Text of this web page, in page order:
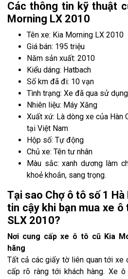
Các thông tin kỹ thuật
Morning LX 2010
Tên xe: Kia Morning LX 2010
Giá bán: 195 triệu
Năm sản xuất: 2010
Kiểu dáng: Hatbach
Số km đã đi: 10 vạn
Tình trạng: Xe đã qua sử dụng
Nhiên liệu: Máy Xăng
Xuất xứ: Là dòng xe của Hàn
tại Việt Nam
Hộp số: Tự động
Chủ xe: Tên tư nhân
Màu sắc: xanh dương làm
khoẻ khoắn, sang trọng.
Tại sao Chợ ô tô số 1 Hà
tin cậy khi bạn mua xe ô
SLX 2010?
Nơi cung cấp xe ô tô cũ Kia
hãng
Tất cả các giấy tờ liên quan tới xe
cấp rõ ràng tới khách hàng. Xe